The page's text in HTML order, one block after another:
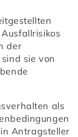
sie von
als